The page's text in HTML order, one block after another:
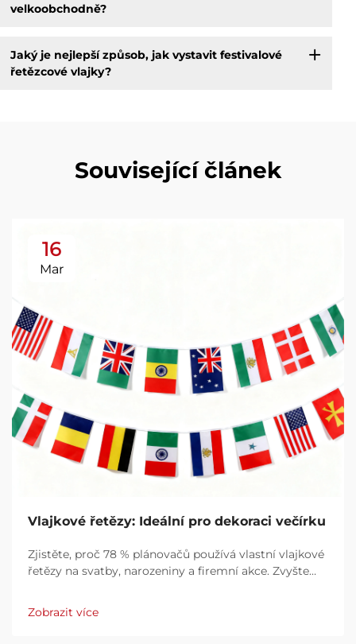
velkoobchodně?
Jaký je nejlepší způsob, jak vystavit festivalové
řetězcové vlajky?
Související článek
16
Mar
Vlajkové řetězy: Ideální pro dekoraci večírku
Zjistěte, proč 78 % plánovačů používá vlastní vlajkové
řetězy na svatby, narozeniny a firemní akce. Zvyšte
Získejte tipy na návrhy.
Zobrazit více